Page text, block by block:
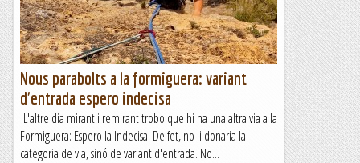
Nous parabolts a la formiguera: variant
d'entrada espero indecisa
L'altre dia mirant i remirant trobo que hi ha una altra via a la
Formiguera: Espero la Indecisa. De fet, no li donaria la
categoria de via, sinó de variant d'entrada. No...